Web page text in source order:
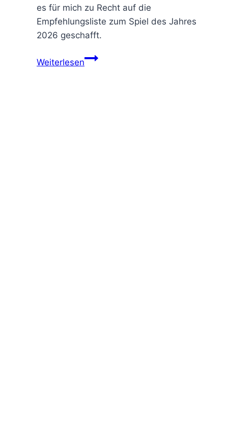
es für mich zu Recht auf die
Empfehlungsliste zum Spiel des Jahres
2026 geschafft.
Weiterlesen
Rosen,